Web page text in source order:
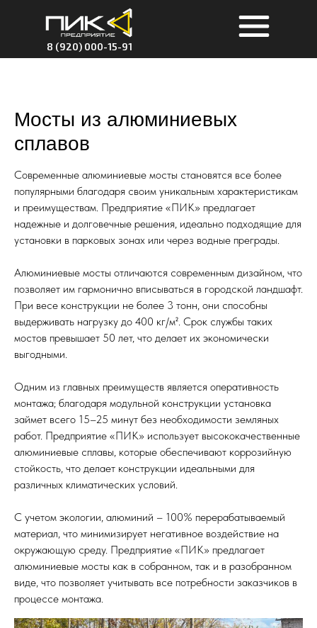
8 (920) 000-15-91
Мосты из алюминиевых
сплавов
Современные алюминиевые мосты становятся все более
популярными благодаря своим уникальным характеристикам
и преимуществам. Предприятие «ПИК» предлагает
надежные и долговечные решения, идеально подходящие для
установки в парковых зонах или через водные преграды.
Алюминиевые мосты отличаются современным дизайном, что
позволяет им гармонично вписываться в городской ландшафт.
При весе конструкции не более 3 тонн, они способны
выдерживать нагрузку до 400 кг/м². Срок службы таких
мостов превышает 50 лет, что делает их экономически
выгодными.
Одним из главных преимуществ является оперативность
монтажа; благодаря модульной конструкции установка
займет всего 15–25 минут без необходимости земляных
работ. Предприятие «ПИК» использует высококачественные
алюминиевые сплавы, которые обеспечивают коррозийную
стойкость, что делает конструкции идеальными для
различных климатических условий.
С учетом экологии, алюминий – 100% перерабатываемый
материал, что минимизирует негативное воздействие на
окружающую среду. Предприятие «ПИК» предлагает
алюминиевые мосты как в собранном, так и в разобранном
виде, что позволяет учитывать все потребности заказчиков в
процессе монтажа.